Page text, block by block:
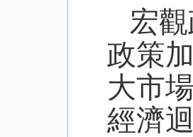
宏
政策
大市
經濟